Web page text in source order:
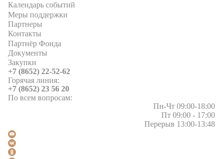
Календарь событий
Меры поддержки
Партнеры
Контакты
Партнёр Фонда
Документы
Закупки
+7 (8652) 22-52-62
Горячая линия:
+7 (8652) 23 56 20
По всем вопросам:
Пн-Чт 09:00-18:00
Пт 09:00 - 17:00
Перерыв 13:00-13:48